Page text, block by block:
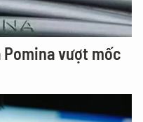
Pomina vượt mốc